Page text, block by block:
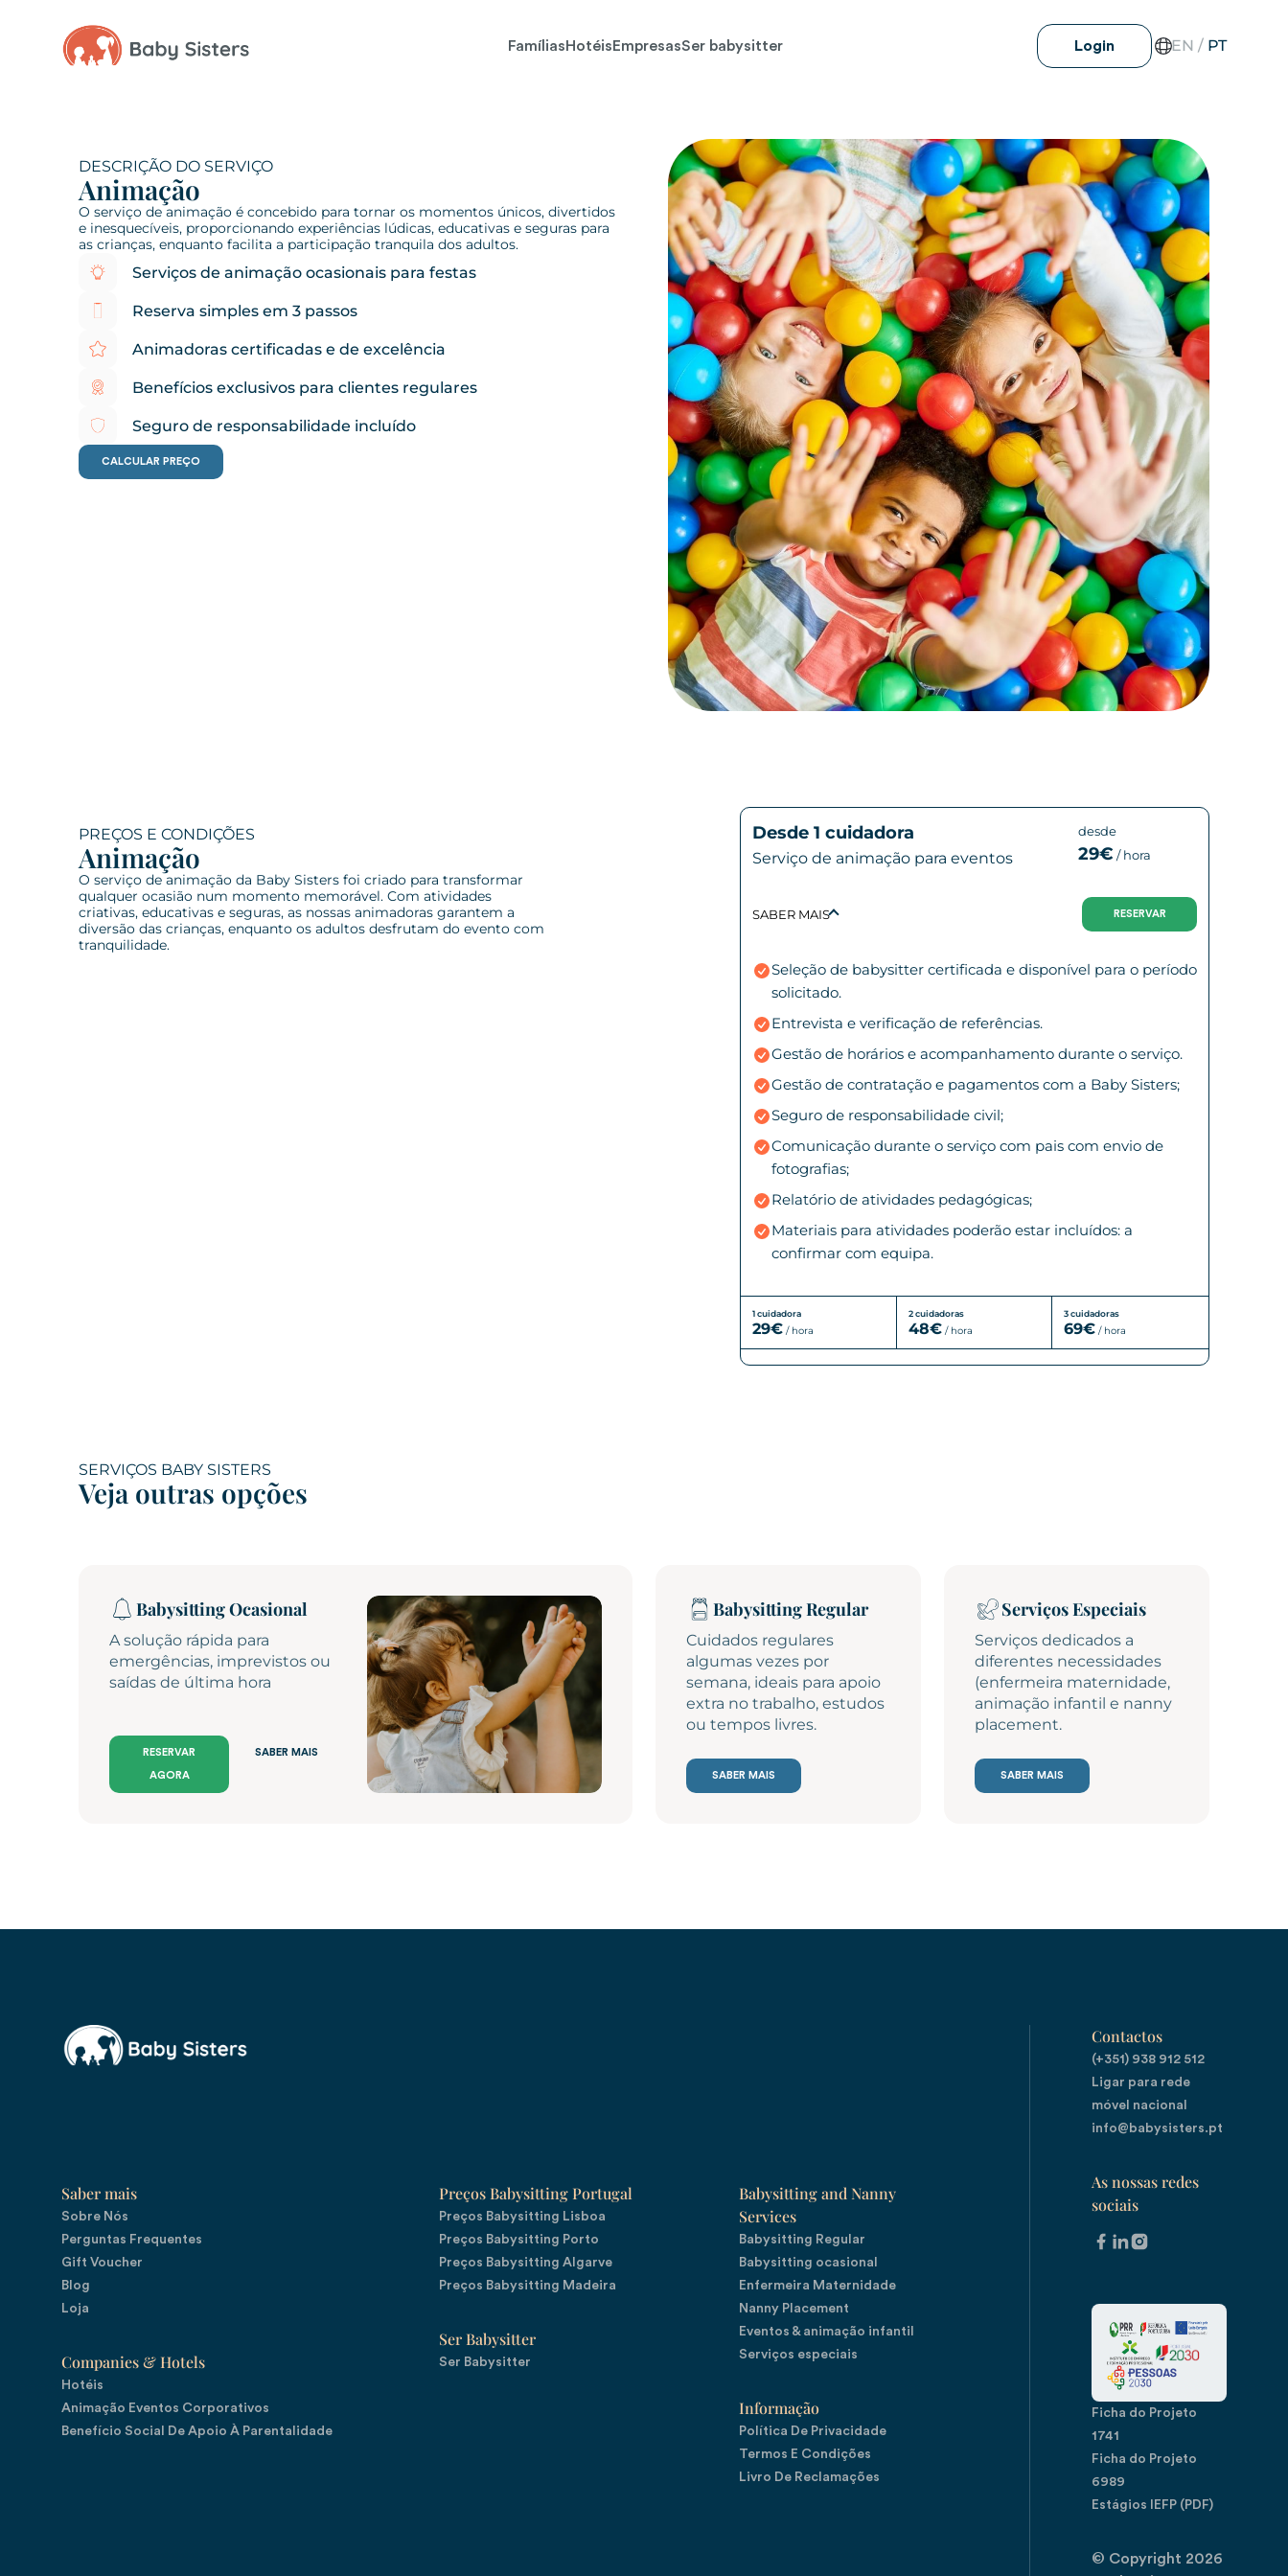
FamíliasHotéisEmpresasSer babysitter Login EN / PT
DESCRIÇÃO DO SERVIÇO
Animação
O serviço de animação é concebido para tornar os momentos únicos, divertidos
e inesquecíveis, proporcionando experiências lúdicas, educativas e seguras para
as crianças, enquanto facilita a participação tranquila dos adultos.
Serviços de animação ocasionais para festas
Reserva simples em 3 passos
Animadoras certificadas e de excelência
Benefícios exclusivos para clientes regulares
Seguro de responsabilidade incluído
CALCULAR PREÇO
PREÇOS E CONDIÇÕES
Animação
O serviço de animação da Baby Sisters foi criado para transformar
qualquer ocasião num momento memorável. Com atividades
criativas, educativas e seguras, as nossas animadoras garantem a
diversão das crianças, enquanto os adultos desfrutam do evento com
tranquilidade.
Desde 1 cuidadora
Serviço de animação para eventos
desde
29€ /hora
SABER MAIS RESERVAR
Seleção de babysitter certificada e disponível para o período
solicitado.
Entrevista e verificação de referências.
Gestão de horários e acompanhamento durante o serviço.
Gestão de contratação e pagamentos com a Baby Sisters;
Seguro de responsabilidade civil;
Comunicação durante o serviço com pais com envio de
fotografias;
Relatório de atividades pedagógicas;
Materiais para atividades poderão estar incluídos: a
confirmar com equipa.
1 cuidadora
29€ / hora
2 cuidadoras
48€/ hora
3 cuidadoras
69€ / hora
SERVIÇOS BABY SISTERS
Veja outras opções
Babysitting Ocasional
A solução rápida para
emergências, imprevistos ou
saídas de última hora
RESERVAR
AGORA
SABER MAIS
Babysitting Regular
Cuidados regulares
algumas vezes por
semana, ideais para apoio
extra no trabalho, estudos
ou tempos livres.
SABER MAIS
Serviços Especiais
Serviços dedicados a
diferentes necessidades
(enfermeira maternidade,
animação infantil e nanny
placement.
SABER MAIS
Saber mais
Sobre Nós
Perguntas Frequentes
Gift Voucher
Blog
Loja
Companies & Hotels
Hotéis
Animação Eventos Corporativos
Benefício Social De Apoio À Parentalidade
Preços Babysitting Portugal
Preços Babysitting Lisboa
Preços Babysitting Porto
Preços Babysitting Algarve
Preços Babysitting Madeira
Ser Babysitter
Ser Babysitter
Babysitting and Nanny
Services
Babysitting Regular
Babysitting ocasional
Enfermeira Maternidade
Nanny Placement
Eventos & animação infantil
Serviços especiais
Informação
Política De Privacidade
Termos E Condições
Livro De Reclamações
Contactos
(+351) 938 912 512
Ligar para rede
móvel nacional
info@babysisters.pt
As nossas redes
sociais
Ficha do Projeto
1741
Ficha do Projeto
6989
Estágios IEFP (PDF)
© Copyright 2026